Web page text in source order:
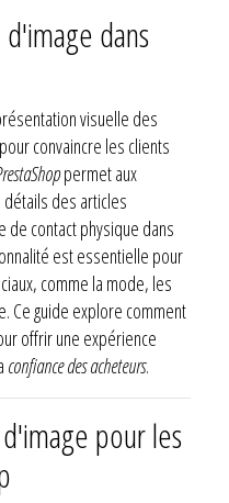
dans
visuelle des
convaincre les clients
permet aux
des articles
de contact physique dans
est essentielle pour
comme la mode, les
Ce guide explore comment
offrir une expérience
confiance des acheteurs.
pour les